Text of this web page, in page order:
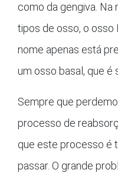
como da gengiva.
tipos de osso, o osso
nome apenas está
um osso basal, que é
Sempre que
processo de
que este processo é
passar. O grande